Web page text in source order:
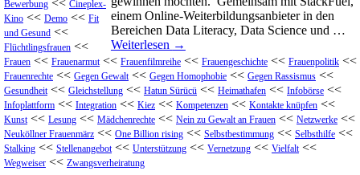
einem Online-Weiterbildungsanbieter in den
Bereichen Data Literacy, Data Science und …
Weiterlesen →
Bewerbung
Cineplex-
Kino << Demo << Fit
und Gesund <<
Flüchtlingsfrauen <<
Frauen << Frauenarmut << Frauenfilmreihe << Frauengeschichte << Frauenpolitik <<
Frauenrechte << Gegen Gewalt << Gegen Homophobie << Gegen Rassismus <<
Gesundheit << Gleichstellung << Hatun Sürücü << Heimathafen << Infobörse <<
Infoplattform << Integration << Kiez << Kompetenzen << Kontakte knüpfen <<
Kunst << Lesung << Mädchenrechte << Nein zu Gewalt an Frauen << Netzwerke <<
Neuköllner Frauenmärz << One Billion rising << Selbstbestimmung << Selbsthilfe <<
Stalking << Stellenangebot << Unterstützung << Vernetzung << Vielfalt <<
Wegweiser << Zwangsverheiratung